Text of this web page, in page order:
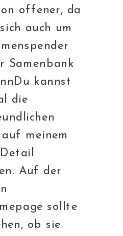
offener, da
auch um
Samenbank
kannst
die
meinem
Auf der
sollte
ob sie